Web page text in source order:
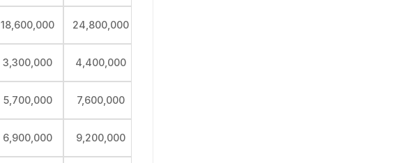
18,600,000 24,800,000
3,300,000 4,400,000
5,700,000 7,600,000
6,900,000 9,200,000